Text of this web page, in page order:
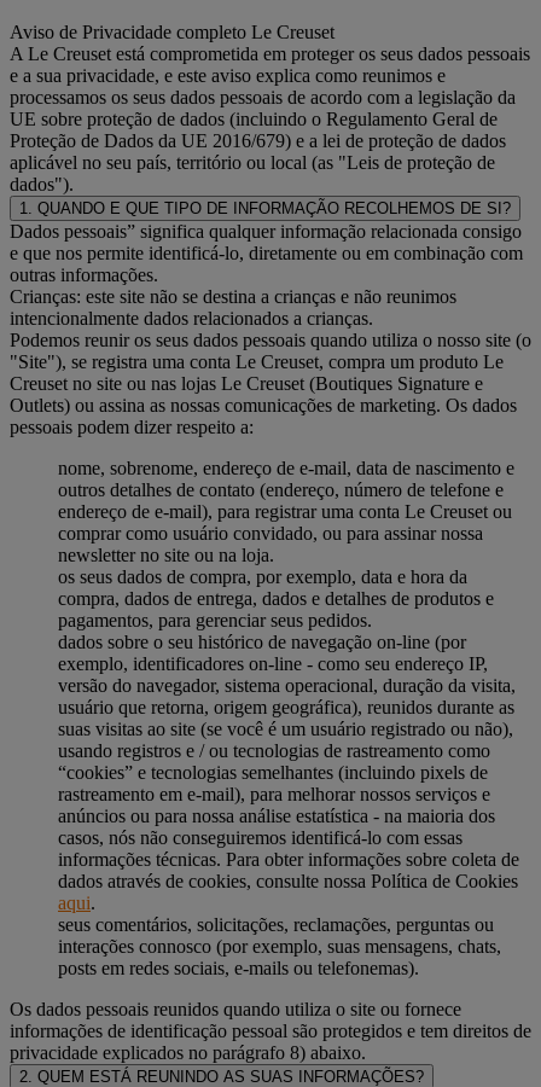
Aviso de Privacidade completo Le Creuset
A Le Creuset está comprometida em proteger os seus dados pessoais
e a sua privacidade, e este aviso explica como reunimos e
processamos os seus dados pessoais de acordo com a legislação da
UE sobre proteção de dados (incluindo o Regulamento Geral de
Proteção de Dados da UE 2016/679) e a lei de proteção de dados
aplicável no seu país, território ou local (as "Leis de proteção de
dados").
1. QUANDO E QUE TIPO DE INFORMAÇÃO RECOLHEMOS DE SI?
Dados pessoais” significa qualquer informação relacionada consigo
e que nos permite identificá-lo, diretamente ou em combinação com
outras informações.
Crianças: este site não se destina a crianças e não reunimos
intencionalmente dados relacionados a crianças.
Podemos reunir os seus dados pessoais quando utiliza o nosso site (o
"Site"), se registra uma conta Le Creuset, compra um produto Le
Creuset no site ou nas lojas Le Creuset (Boutiques Signature e
Outlets) ou assina as nossas comunicações de marketing. Os dados
pessoais podem dizer respeito a:
nome, sobrenome, endereço de e-mail, data de nascimento e
outros detalhes de contato (endereço, número de telefone e
endereço de e-mail), para registrar uma conta Le Creuset ou
comprar como usuário convidado, ou para assinar nossa
newsletter no site ou na loja.
os seus dados de compra, por exemplo, data e hora da
compra, dados de entrega, dados e detalhes de produtos e
pagamentos, para gerenciar seus pedidos.
dados sobre o seu histórico de navegação on-line (por
exemplo, identificadores on-line - como seu endereço IP,
versão do navegador, sistema operacional, duração da visita,
usuário que retorna, origem geográfica), reunidos durante as
suas visitas ao site (se você é um usuário registrado ou não),
usando registros e / ou tecnologias de rastreamento como
“cookies” e tecnologias semelhantes (incluindo pixels de
rastreamento em e-mail), para melhorar nossos serviços e
anúncios ou para nossa análise estatística - na maioria dos
casos, nós não conseguiremos identificá-lo com essas
informações técnicas. Para obter informações sobre coleta de
dados através de cookies, consulte nossa Política de Cookies
aqui.
seus comentários, solicitações, reclamações, perguntas ou
interações connosco (por exemplo, suas mensagens, chats,
posts em redes sociais, e-mails ou telefonemas).
Os dados pessoais reunidos quando utiliza o site ou fornece
informações de identificação pessoal são protegidos e tem direitos de
privacidade explicados no parágrafo 8) abaixo.
2. QUEM ESTÁ REUNINDO AS SUAS INFORMAÇÕES?